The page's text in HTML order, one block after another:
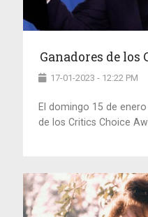
Ganadores de los
17-01-2023 - 12:22 PM
El domingo 15 de
de los Critics Choice